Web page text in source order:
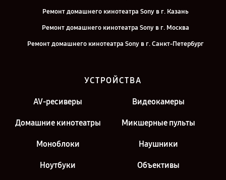
Ремонт домашнего кинотеатра Sony в г. Казань
Ремонт домашнего кинотеатра Sony в г. Москва
Ремонт домашнего кинотеатра Sony в г. Санкт-Петербург
УСТРОЙСТВА
AV-ресиверы Видеокамеры
Домашние кинотеатры Микшерные пульты
Моноблоки Наушники
Ноутбуки Объективы